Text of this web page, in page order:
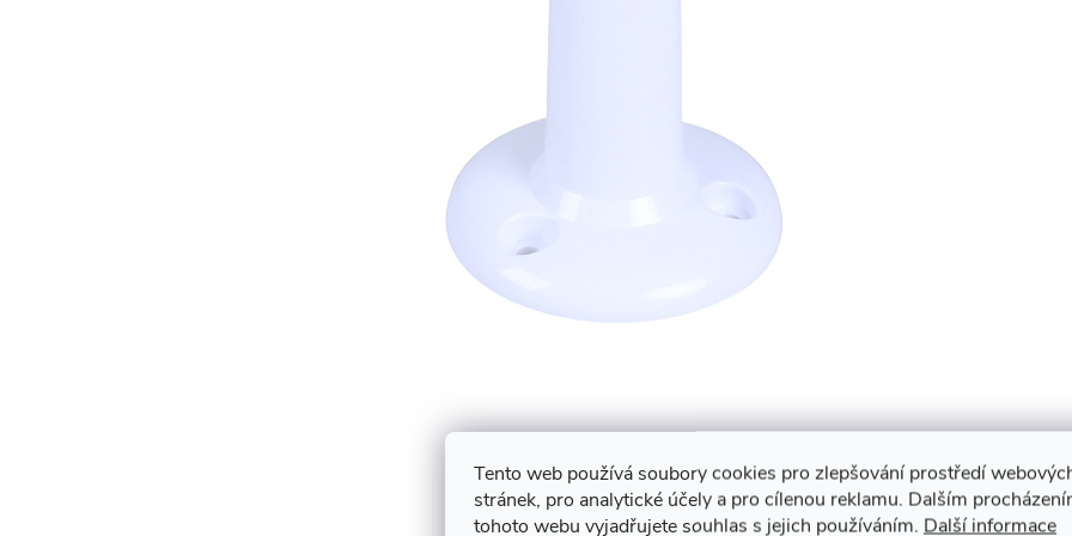
Tento web používá soubory cookies pro zlepšování prostředí
stránek, pro analytické účely a pro cílenou reklamu. Dalším
tohoto webu vyjadřujete souhlas s jejich používáním. Další informace